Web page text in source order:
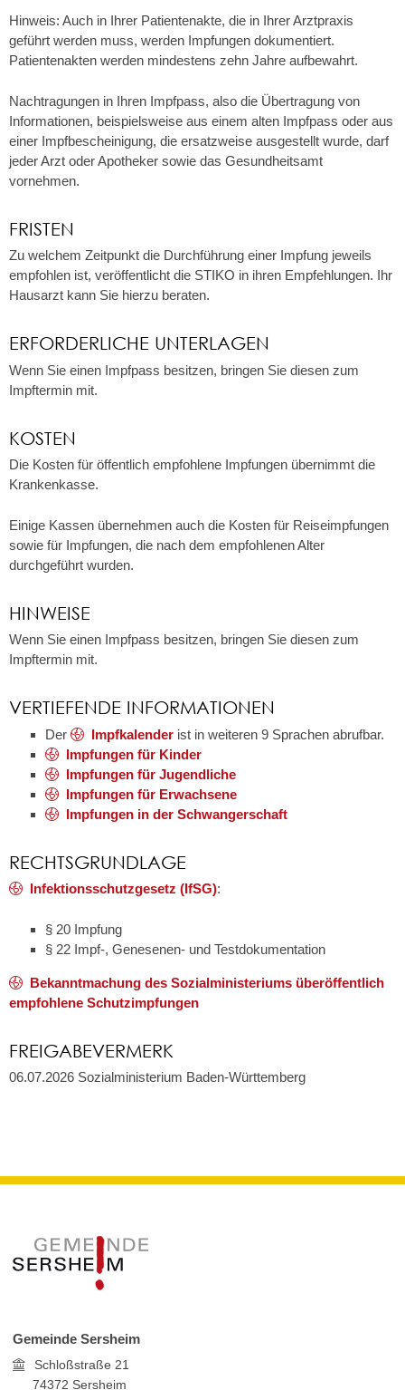
Hinweis: Auch in Ihrer Patientenakte, die in Ihrer Arztpraxis
geführt werden muss, werden Impfungen dokumentiert.
Patientenakten werden mindestens zehn Jahre aufbewahrt.
Nachtragungen in Ihren Impfpass, also die Übertragung von
Informationen, beispielsweise aus einem alten Impfpass oder aus
einer Impfbescheinigung, die ersatzweise ausgestellt wurde, darf
jeder Arzt oder Apotheker sowie das Gesundheitsamt
vornehmen.
FRISTEN
Zu welchem Zeitpunkt die Durchführung einer Impfung jeweils
empfohlen ist, veröffentlicht die STIKO in ihren Empfehlungen. Ihr
Hausarzt kann Sie hierzu beraten.
ERFORDERLICHE UNTERLAGEN
Wenn Sie einen Impfpass besitzen, bringen Sie diesen zum
Impftermin mit.
KOSTEN
Die Kosten für öffentlich empfohlene Impfungen übernimmt die
Krankenkasse.
Einige Kassen übernehmen auch die Kosten für Reiseimpfungen
sowie für Impfungen, die nach dem empfohlenen Alter
durchgeführt wurden.
HINWEISE
Wenn Sie einen Impfpass besitzen, bringen Sie diesen zum
Impftermin mit.
VERTIEFENDE INFORMATIONEN
Der Impfkalenderist in weiteren 9 Sprachen abrufbar.
Impfungen für Kinder
Impfungen für Jugendliche
Impfungen für Erwachsene
Impfungen in der Schwangerschaft
RECHTSGRUNDLAGE
Infektionsschutzgesetz (IfSG):
§ 20 Impfung
§ 22 Impf-, Genesenen- und Testdokumentation
Bekanntmachung des Sozialministeriums überöffentlich
empfohlene Schutzimpfungen
FREIGABEVERMERK
06.07.2026 Sozialministerium Baden-Württemberg
Gemeinde Sersheim
Schloßstraße 21
74372 Sersheim